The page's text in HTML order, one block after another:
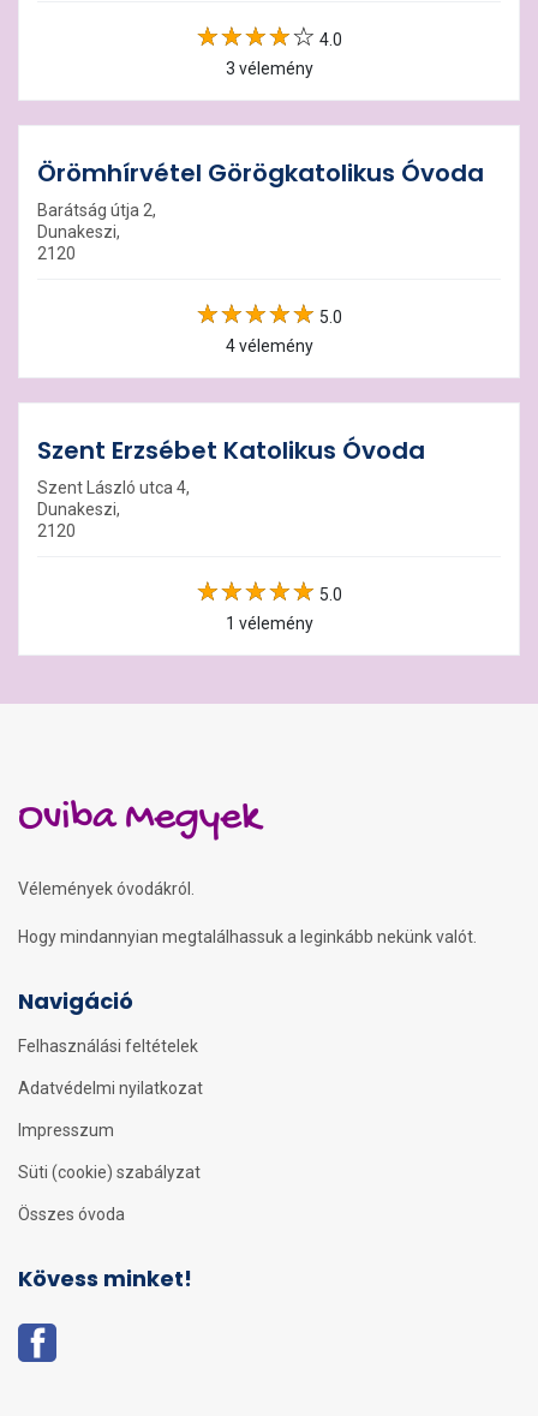
4.0
3 vélemény
Örömhírvétel Görögkatolikus Óvoda
Barátság útja 2,
Dunakeszi,
2120
5.0
4 vélemény
Szent Erzsébet Katolikus Óvoda
Szent László utca 4,
Dunakeszi,
2120
5.0
1 vélemény
Oviba Megyek
Vélemények óvodákról.
Hogy mindannyian megtalálhassuk a leginkább nekünk valót.
Navigáció
Felhasználási feltételek
Adatvédelmi nyilatkozat
Impresszum
Süti (cookie) szabályzat
Összes óvoda
Kövess minket!